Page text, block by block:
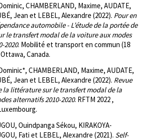
CHAMBERLAND, Maxime, AUDATE,
Jean et LEBEL, Alexandre (2022). Pour en
automobile - L’étude de la portée de
le transfert modal de la voiture aux modes
2020. Mobilité et transport en commun (18
Canada.
CHAMBERLAND, Maxime, AUDATE,
Jean et LEBEL, Alexandre (2022). Revue
la littérature sur le transfert modal de la
alternatifs 2010-2020. RFTM 2022 ,
Ouindpanga Sékou, KIRAKOYA-
Fati et LEBEL, Alexandre (2021). Self-